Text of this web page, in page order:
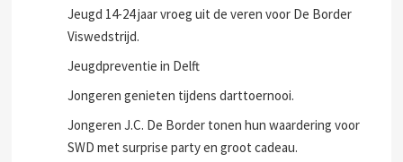
Jeugd 14-24 jaar vroeg uit de veren voor De Border
Viswedstrijd.
Jeugdpreventie in Delft
Jongeren genieten tijdens darttoernooi.
Jongeren J.C. De Border tonen hun waardering voor
SWD met surprise party en groot cadeau.